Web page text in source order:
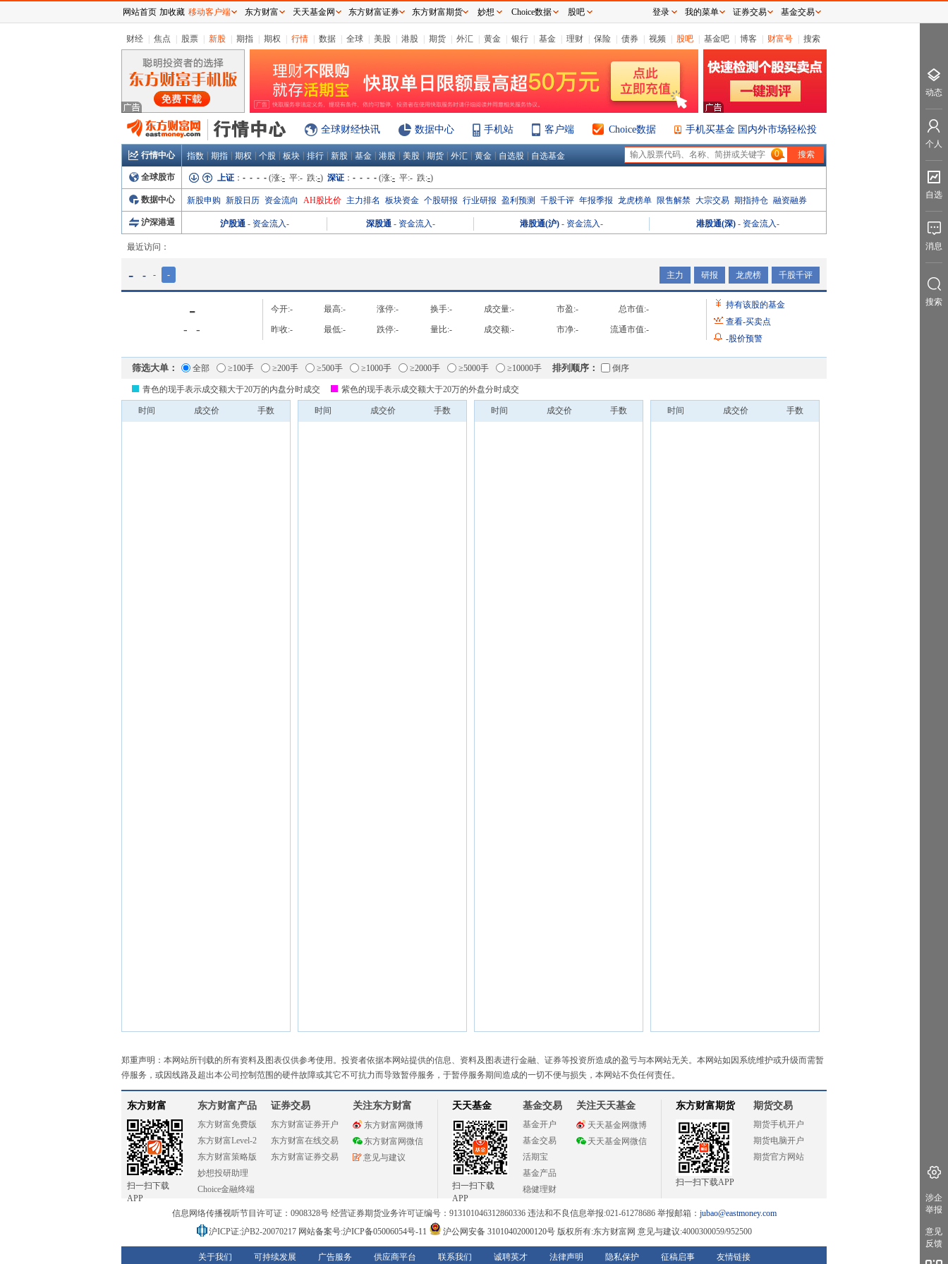
财经 焦点 股票 新股 期指 期权 行情 数据 全球 美股 港股 期货 外汇 黄金 银行 基金 理财 保险 债券 视频 股吧 基金吧 博客 财富号 搜索
全球财经快讯 数据中心 手机站 客户端 Choice数据 手机买基金 国内外市场轻松投
行情中心 指数 期指 期权 个股 板块 排行 新股 基金 港股 美股 期货 外汇 黄金 自选股 自选基金 0
全球股市 上证 ： - - - - (涨:- 平:- 跌:-) 深证 ： - - - - (涨:- 平:- 跌:-)
数据中心 新股申购 新股日历 资金流向 AH股比价 主力排名 板块资金 个股研报 行业研报 盈利预测 千股千评 年报季报 龙虎榜单 限售解禁 大宗交易 期指持仓 融资融券
沪深港通 沪股通 - 资金流入- 深股通 - 资金流入- 港股通(沪) - 资金流入- 港股通(深) - 资金流入-
最近访问：
- - - - 主力 研报 龙虎榜 千股千评
-
- -
今开:- 最高:- 涨停:- 换手:- 成交量:- 市盈:- 总市值:-
昨收:- 最低:- 跌停:- 量比:- 成交额:- 市净:- 流通市值:-
持有该股的基金
查看-买卖点
-股价预警
筛选大单： 全部 ≥100手 ≥200手 ≥500手 ≥1000手 ≥2000手 ≥5000手 ≥10000手 排列顺序： 倒序
青色的现手表示成交额大于20万的内盘分时成交 紫色的现手表示成交额大于20万的外盘分时成交
时间 成交价 手数 时间 成交价 手数 时间 成交价 手数 时间 成交价 手数
郑重声明：本网站所刊载的所有资料及图表仅供参考使用。投资者依据本网站提供的信息、资料及图表进行金融、证券等投资所造成的盈亏与本网站无关。本网站如因系统维护或升级而需暂
停服务，或因线路及超出本公司控制范围的硬件故障或其它不可抗力而导致暂停服务，于暂停服务期间造成的一切不便与损失，本网站不负任何责任。
东方财富
扫一扫下载
APP
东方财富产品
东方财富免费版
东方财富Level-2
东方财富策略版
妙想投研助理
Choice金融终端
证券交易
东方财富证券开户
东方财富在线交易
东方财富证券交易
关注东方财富
东方财富网微博
东方财富网微信
意见与建议
天天基金
扫一扫下载
APP
基金交易
基金开户
基金交易
活期宝
基金产品
稳健理财
关注天天基金
天天基金网微博
天天基金网微信
东方财富期货
扫一扫下载APP
期货交易
期货手机开户
期货电脑开户
期货官方网站
信息网络传播视听节目许可证：0908328号 经营证券期货业务许可证编号：913101046312860336 违法和不良信息举报:021-61278686 举报邮箱： jubao@eastmoney.com
沪ICP证:沪B2-20070217 网站备案号:沪ICP备05006054号-11 沪公网安备 31010402000120号版权所有:东方财富网 意见与建议:4000300059/952500
关于我们 可持续发展 广告服务 供应商平台 联系我们 诚聘英才 法律声明 隐私保护 征稿启事 友情链接
网站首页 加收藏 移动客户端 东方财富 天天基金网 东方财富证券 东方财富期货 妙想 Choice数据 股吧 登录 我的菜单 证券交易 基金交易
动态
个人
自选
消息
搜索
涉企
举报
意见
反馈